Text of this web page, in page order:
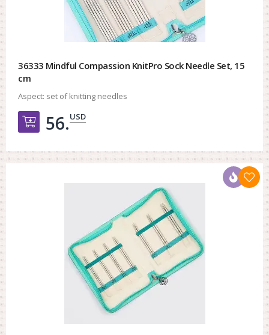
36333 Mindful Compassion KnitPro Sock Needle Set, 15
cm
Aspect: set of knitting needles
Добавить в корзину
56.USD